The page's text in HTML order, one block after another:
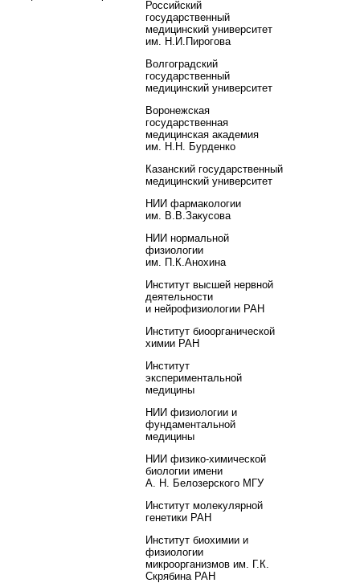
Российский
государственный
медицинский университет
им. Н.И.Пирогова
Волгоградский
государственный
медицинский университет
Воронежская
государственная
медицинская академия
им. Н.Н. Бурденко
Казанский государственный
медицинский университет
НИИ фармакологии
им. В.В.Закусова
НИИ нормальной
физиологии
им. П.К.Анохина
Институт высшей нервной
деятельности
и нейрофизиологии РАН
Институт биоорганической
химии РАН
Институт
экспериментальной
медицины
НИИ физиологии и
фундаментальной
медицины
НИИ физико-химической
биологии имени
А. Н. Белозерского МГУ
Институт молекулярной
генетики РАН
Институт биохимии и
физиологии
микроорганизмов им. Г.К.
Скрябина РАН